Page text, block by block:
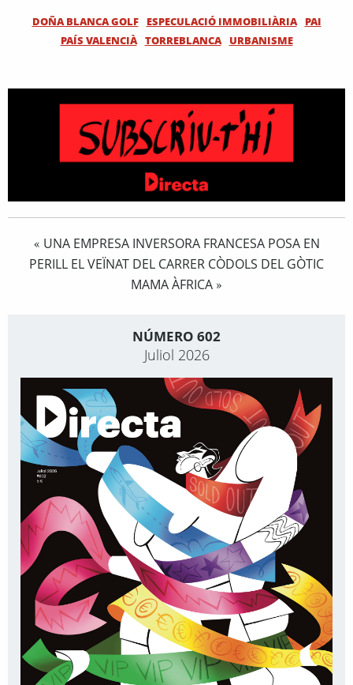
DOÑA BLANCA GOLF ESPECULACIÓ IMMOBILIÀRIA
PAI
PAÍS VALENCIÀ TORREBLANCA URBANISME
« UNA EMPRESA INVERSORA FRANCESA POSA EN
PERILL EL VEÏNAT DEL CARRER CÒDOLS DEL GÒTIC
MAMA ÀFRICA »
NÚMERO 602
Juliol 2026